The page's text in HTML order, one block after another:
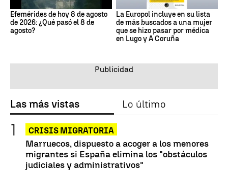
Efemérides de hoy 8 de agosto
de 2026: ¿Qué pasó el 8 de
agosto?
La Europol incluye en su lista
de más buscados a una mujer
que se hizo pasar por médica
en Lugo y A Coruña
Las más vistas Lo último
CRISIS MIGRATORIA
Marruecos, dispuesto a acoger a los menores
migrantes si España elimina los "obstáculos
judiciales y administrativos"